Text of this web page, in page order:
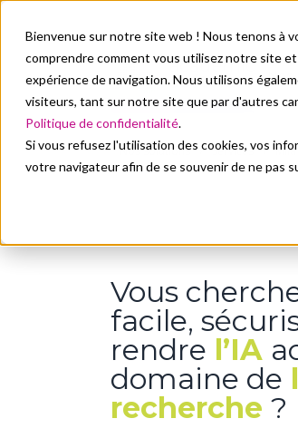
Bienvenue sur notre site web ! Nous tenons à
comprendre comment vous utilisez notre site
expérience de navigation. Nous utilisons
visiteurs, tant sur notre site que par d'autres
Politique de confidentialité.
Si vous refusez l'utilisation des cookies, vos
votre navigateur afin de se souvenir de ne pas
Nos
Nos solutions Services
Vous
facile,
rendre l’IA
domaine de
recherche ?